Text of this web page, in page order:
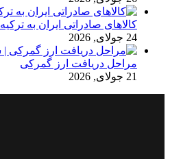
کالاهای صادراتی ایران به ترکیه
24 جولای, 2026
مراحل دریافت ارز گمرکی
21 جولای, 2026